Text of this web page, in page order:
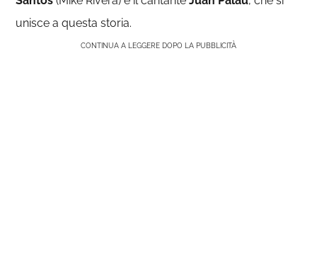
unisce a questa storia.
CONTINUA A LEGGERE DOPO LA PUBBLICITÀ